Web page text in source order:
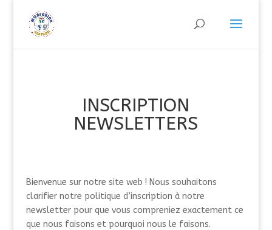
INSCRIPTION
NEWSLETTERS
Bienvenue sur notre site web ! Nous souhaitons
clarifier notre politique d’inscription à notre
newsletter pour que vous compreniez exactement ce
que nous faisons et pourquoi nous le faisons.